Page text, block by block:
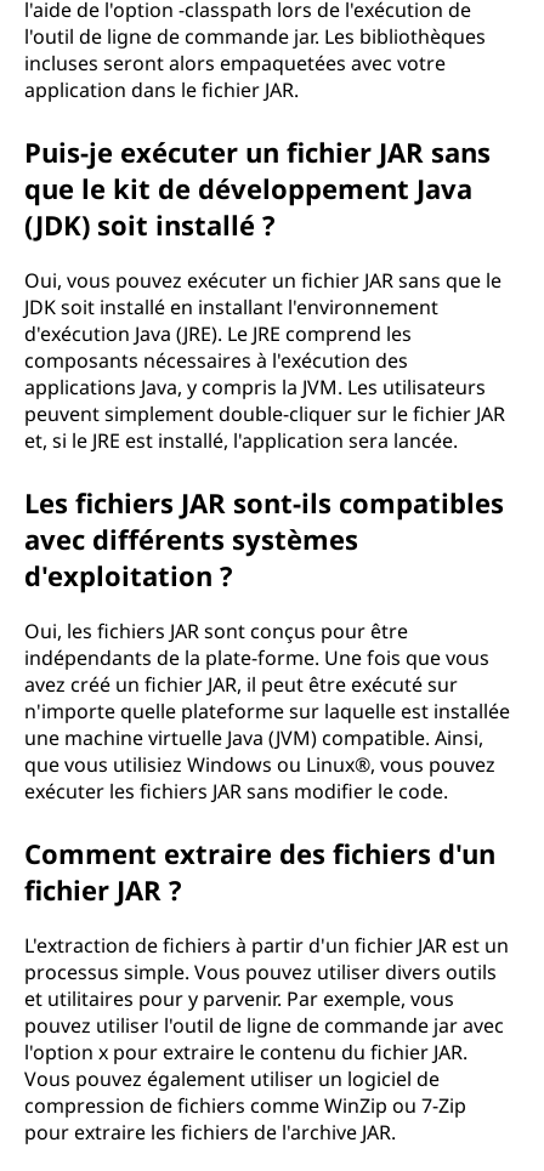
l'aide de l'option -classpath lors de l'exécution de
l'outil de ligne de commande jar. Les bibliothèques
incluses seront alors empaquetées avec votre
application dans le fichier JAR.
Puis-je exécuter un fichier JAR sans
que le kit de développement Java
(JDK) soit installé ?
Oui, vous pouvez exécuter un fichier JAR sans que le
JDK soit installé en installant l'environnement
d'exécution Java (JRE). Le JRE comprend les
composants nécessaires à l'exécution des
applications Java, y compris la JVM. Les utilisateurs
peuvent simplement double-cliquer sur le fichier JAR
et, si le JRE est installé, l'application sera lancée.
Les fichiers JAR sont-ils compatibles
avec différents systèmes
d'exploitation ?
Oui, les fichiers JAR sont conçus pour être
indépendants de la plate-forme. Une fois que vous
avez créé un fichier JAR, il peut être exécuté sur
n'importe quelle plateforme sur laquelle est installée
une machine virtuelle Java (JVM) compatible. Ainsi,
que vous utilisiez Windows ou Linux®, vous pouvez
exécuter les fichiers JAR sans modifier le code.
Comment extraire des fichiers d'un
fichier JAR ?
L'extraction de fichiers à partir d'un fichier JAR est un
processus simple. Vous pouvez utiliser divers outils
et utilitaires pour y parvenir. Par exemple, vous
pouvez utiliser l'outil de ligne de commande jar avec
l'option x pour extraire le contenu du fichier JAR.
Vous pouvez également utiliser un logiciel de
compression de fichiers comme WinZip ou 7-Zip
pour extraire les fichiers de l'archive JAR.